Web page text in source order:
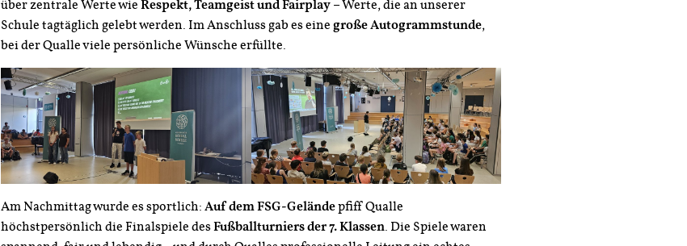
über zentrale Werte wieRespekt, Teamgeist und Fairplay – Werte, die an unserer
Schule tagtäglich gelebt werden. Im Anschluss gab es einegroße Autogrammstunde,
bei der Qualle viele persönliche Wünsche erfüllte.
Am Nachmittag wurde es sportlich:Auf dem FSG-Geländepfiff Qualle
höchstpersönlich die Finalspiele desFußballturniers der 7. Klassen. Die Spiele waren